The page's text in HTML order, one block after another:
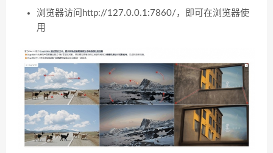
浏览器访问 http://127.0.0.1:7860/ ，即可在浏览器使
用